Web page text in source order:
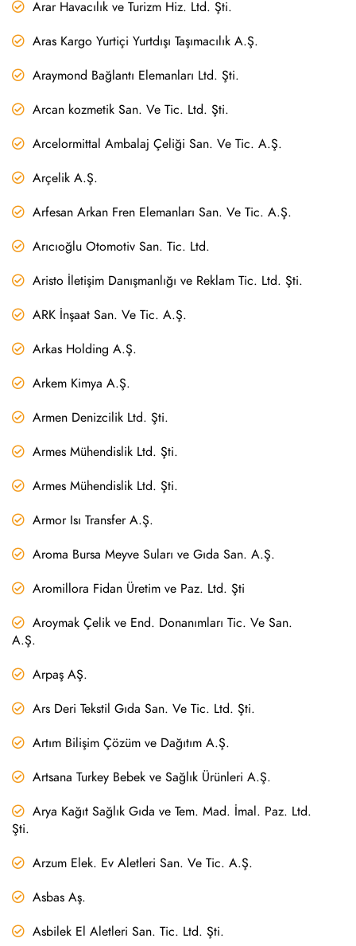
Arar Havacılık ve Turizm Hiz. Ltd. Şti.
Aras Kargo Yurtiçi Yurtdışı Taşımacılık A.Ş.
Araymond Bağlantı Elemanları Ltd. Şti.
Arcan kozmetik San. Ve Tic. Ltd. Şti.
Arcelormittal Ambalaj Çeliği San. Ve Tic. A.Ş.
Arçelik A.Ş.
Arfesan Arkan Fren Elemanları San. Ve Tic. A.Ş.
Arıcıoğlu Otomotiv San. Tic. Ltd.
Aristo İletişim Danışmanlığı ve Reklam Tic. Ltd. Şti.
ARK İnşaat San. Ve Tic. A.Ş.
Arkas Holding A.Ş.
Arkem Kimya A.Ş.
Armen Denizcilik Ltd. Şti.
Armes Mühendislik Ltd. Şti.
Armes Mühendislik Ltd. Şti.
Armor Isı Transfer A.Ş.
Aroma Bursa Meyve Suları ve Gıda San. A.Ş.
Aromillora Fidan Üretim ve Paz. Ltd. Şti
Aroymak Çelik ve End. Donanımları Tic. Ve San.
A.Ş.
Arpaş AŞ.
Ars Deri Tekstil Gıda San. Ve Tic. Ltd. Şti.
Artım Bilişim Çözüm ve Dağıtım A.Ş.
Artsana Turkey Bebek ve Sağlık Ürünleri A.Ş.
Arya Kağıt Sağlık Gıda ve Tem. Mad. İmal. Paz. Ltd.
Şti.
Arzum Elek. Ev Aletleri San. Ve Tic. A.Ş.
Asbas Aş.
Asbilek El Aletleri San. Tic. Ltd. Şti.